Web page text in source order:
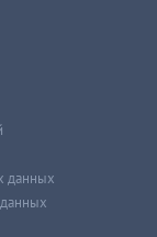
данных